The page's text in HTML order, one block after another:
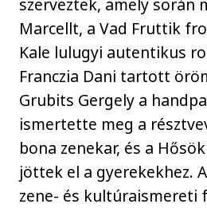
szerveztek, amely során
Marcellt, a Vad Fruttik
Kale lulugyi autentikus
Franczia Dani tartott
Grubits Gergely a
ismertette meg a
bona zenekar, és a
jöttek el a gyerekekhez.
zene- és kultúraismereti